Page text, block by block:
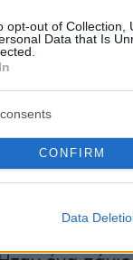
opt-out of Collection,
Data that Is
CONFIRM
Data
τις